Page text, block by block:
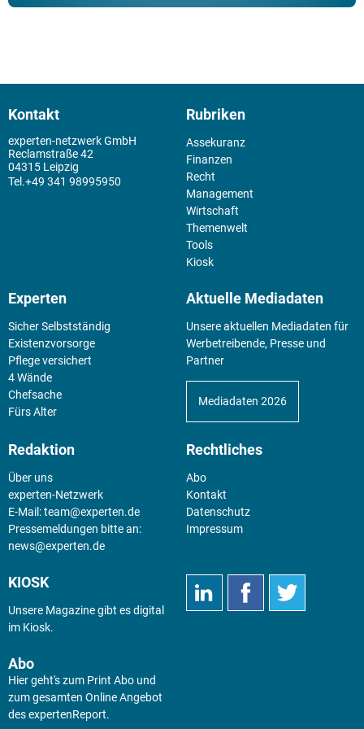
Kontakt
experten-netzwerk GmbH
Reclamstraße 42
04315 Leipzig
+49 341 98995950
Rubriken
Assekuranz
Finanzen
Recht
Management
Wirtschaft
Themenwelt
Tools
Kiosk
Experten
Sicher Selbstständig
Existenz­vorsorge
Pflege versichert
4 Wände
Chefsache
Fürs Alter
Aktuelle Mediadaten
Unsere aktuellen Mediadaten für
Werbetreibende, Presse und
Partner
Mediadaten 2026
Redaktion
Über uns
experten-Netzwerk
E-Mail:team@experten.de
Pressemeldungen bitte an:
news@experten.de
Rechtliches
Abo
Kontakt
Datenschutz
Impressum
KIOSK
Unsere Magazine gibt es digital
im Kiosk.
Abo
Hier geht's zum Print Abo und
zum gesamten Online Angebot
des expertenReport.